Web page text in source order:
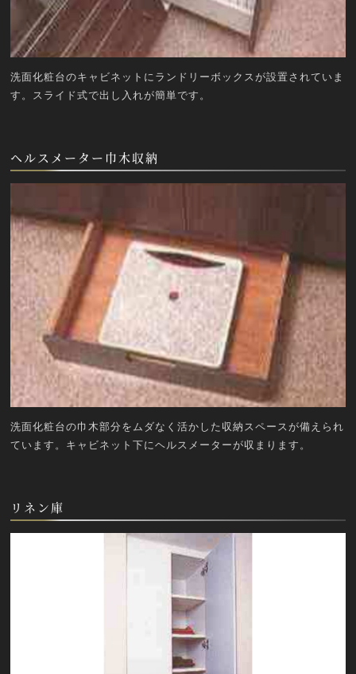
洗面化粧台のキャビネットにランドリーボックスが設置されていま
す。スライド式で出し入れが簡単です。
ヘルスメーター巾木収納
洗面化粧台の巾木部分をムダなく活かした収納スペースが備えられ
ています。キャビネット下にヘルスメーターが収まります。
リネン庫